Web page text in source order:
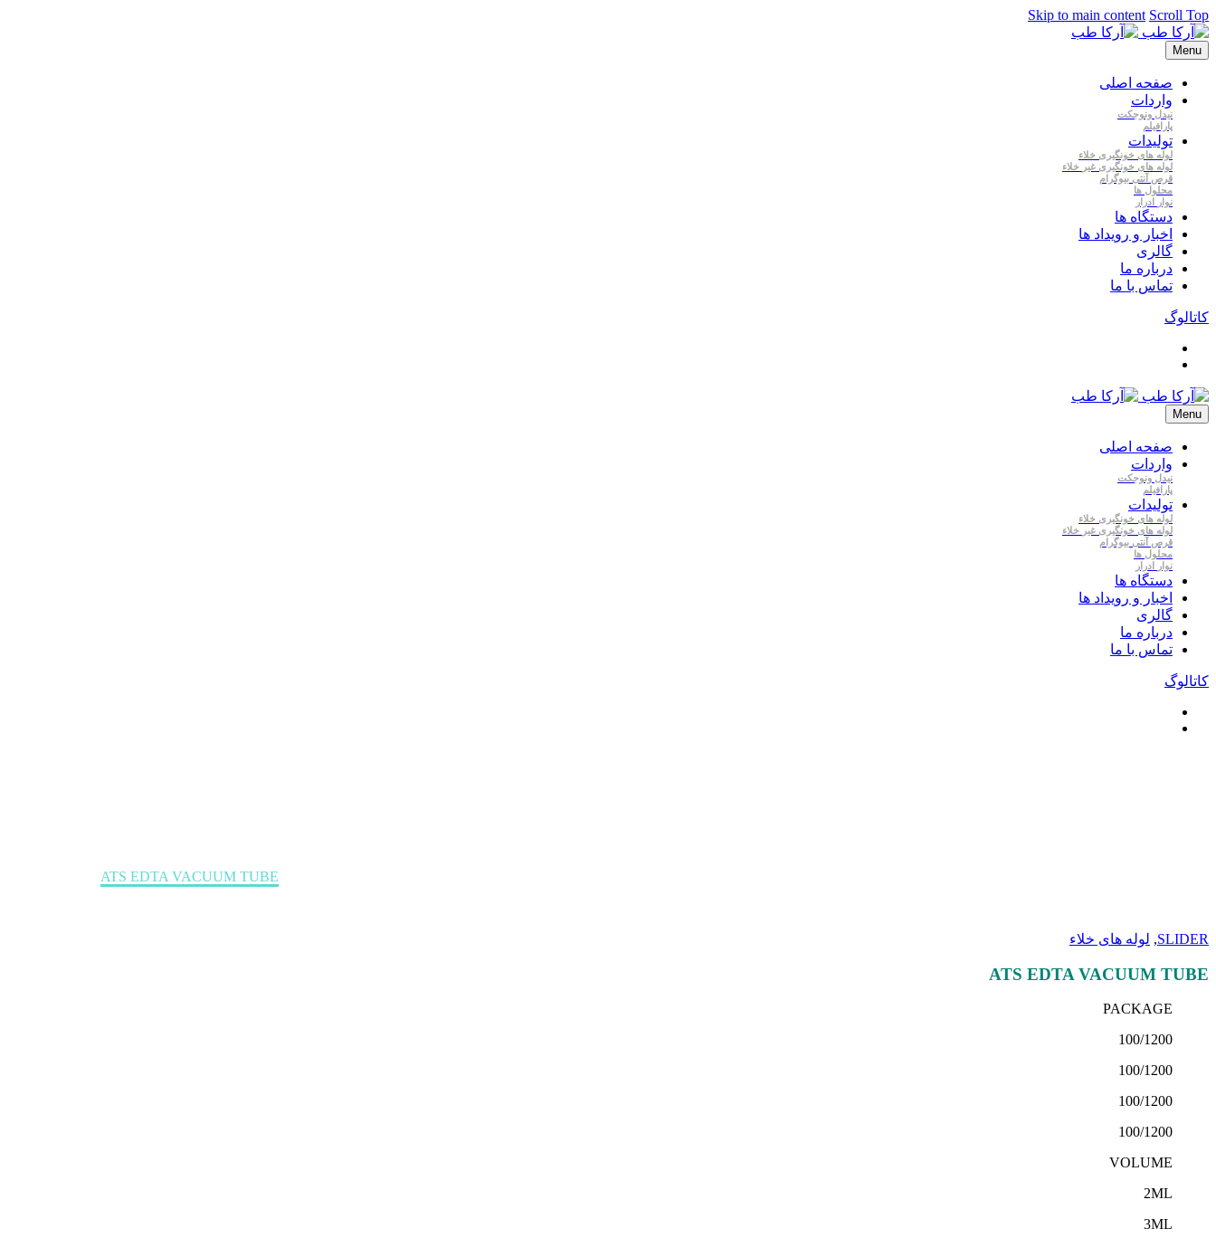
Skip to main content Scroll Top
Menu
صفحه اصلی
واردات
نیدل ونوجکت
پارافیلم
تولیدات
لوله های خونگیری خلاء
لوله های خونگیری غیر خلاء
قرص آنتی بیوگرام
محلول ها
نوار
ادرار
دستگاه ها
اخبار و رویداد ها
گالری
درباره ما
تماس با ما
کاتالوگ
Menu
صفحه اصلی
واردات
نیدل ونوجکت
پارافیلم
تولیدات
لوله های خونگیری خلاء
لوله های خونگیری غیر خلاء
قرص آنتی بیوگرام
محلول ها
نوار
ادرار
دستگاه ها
اخبار و رویداد ها
گالری
درباره ما
تماس با ما
کاتالوگ
ATS EDTA VACUUM TUBE
SLIDER
, لوله های خلاء
ATS EDTA VACUUM TUBE
PACKAGE
100/1200
100/1200
100/1200
100/1200
VOLUME
2ML
3ML